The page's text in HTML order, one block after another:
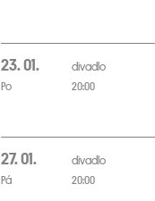
23. 01.
Po
divadlo
20:00
27. 01.
Pá
divadlo
20:00